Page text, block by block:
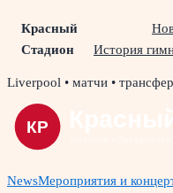
Красный
Стадион
История
Skip
content
Liverpool • матчи •
NewsМероприятия и